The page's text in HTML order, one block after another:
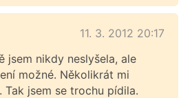
11. 3. 2012 20:17
jsem nikdy neslyšela, ale
možné. Několikrát mi
jsem se trochu pídila.